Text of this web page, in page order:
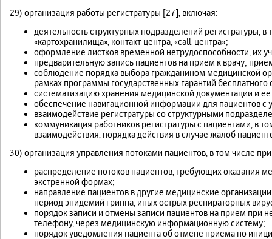
29) организация работы регистратуры [27], включая:
деятельность структурных подразделений регистратуры,
«картохранилища», контакт-центра, «call-центра»;
оформление листков временной нетрудоспособности, их
предварительную запись пациентов на прием к врачу;
соблюдение порядка выбора гражданином медицинской
рамках программы государственных гарантий
систематизацию хранения медицинской документации и
обеспечение навигационной информации для пациентов
взаимодействие регистратуры со структурными
коммуникация работников регистратуры с пациентами, в
взаимодействия, порядка действия в случае жалоб
30) организация управления потоками пациентов, в том числе
распределение потоков пациентов, требующих оказания
экстренной формах;
направление пациентов в другие медицинские
период эпидемий гриппа, иных острых респираторных
порядок записи и отмены записи пациентов на прием при
телефону, через медицинскую информационную систему;
порядок уведомления пациента об отмене приема по